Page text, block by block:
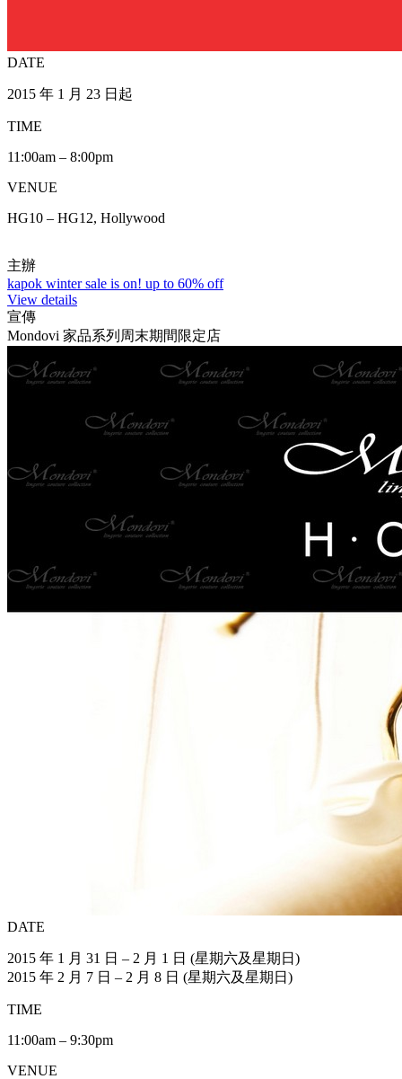
DATE
2015 年 1 月 23 日起
TIME
11:00am – 8:00pm
VENUE
HG10 – HG12, Hollywood
主辦
kapok winter sale is on! up to 60% off
View details
宣傳
Mondovi 家品系列周末期間限定店
DATE
2015 年 1 月 31 日 – 2 月 1 日 (星期六及星期日)
2015 年 2 月 7 日 – 2 月 8 日 (星期六及星期日)
TIME
11:00am – 9:30pm
VENUE